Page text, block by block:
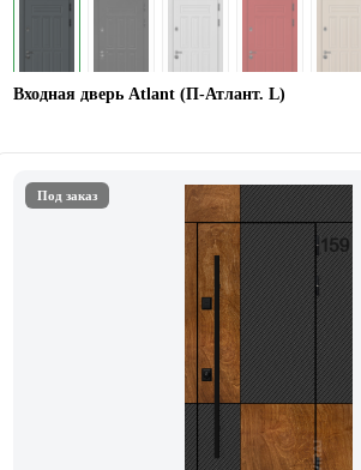
Входная дверь Atlant (П-Атлант. L)
Под заказ